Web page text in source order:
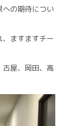
の期待につい
ますますチー
古屋、岡田、高